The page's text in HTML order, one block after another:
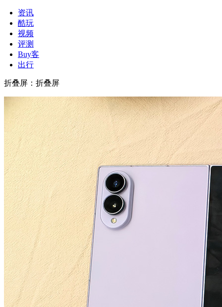
资讯
酷玩
视频
评测
Buy客
出行
折叠屏 ： 折叠屏